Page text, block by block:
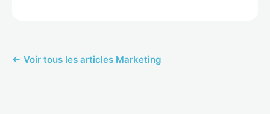
← Voir tous les articles Marketing